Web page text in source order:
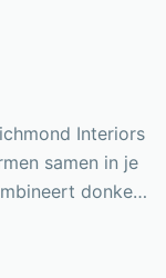
Interiors
samen in je
donker
Morchana